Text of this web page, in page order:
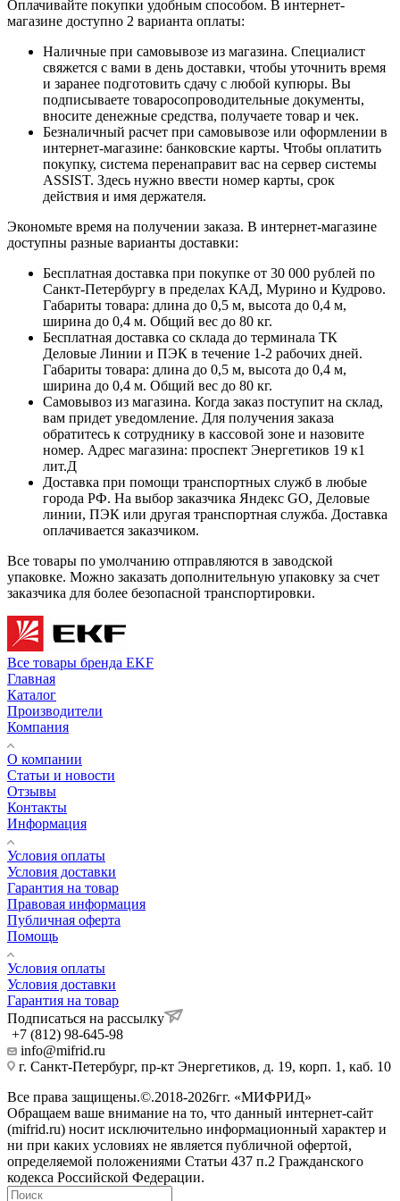
Оплачивайте покупки удобным способом. В интернет-
магазине доступно 2 варианта оплаты:
Наличные при самовывозе из магазина. Специалист
свяжется с вами в день доставки, чтобы уточнить время
и заранее подготовить сдачу с любой купюры. Вы
подписываете товаросопроводительные документы,
вносите денежные средства, получаете товар и чек.
Безналичный расчет при самовывозе или оформлении в
интернет-магазине: банковские карты. Чтобы оплатить
покупку, система перенаправит вас на сервер системы
ASSIST. Здесь нужно ввести номер карты, срок
действия и имя держателя.
Экономьте время на получении заказа. В интернет-магазине
доступны разные варианты доставки:
Бесплатная доставка при покупке от 30 000 рублей по
Санкт-Петербургу в пределах КАД, Мурино и Кудрово.
Габариты товара: длина до 0,5 м, высота до 0,4 м,
ширина до 0,4 м. Общий вес до 80 кг.
Бесплатная доставка со склада до терминала ТК
Деловые Линии и ПЭК в течение 1-2 рабочих дней.
Габариты товара: длина до 0,5 м, высота до 0,4 м,
ширина до 0,4 м. Общий вес до 80 кг.
Самовывоз из магазина. Когда заказ поступит на склад,
вам придет уведомление. Для получения заказа
обратитесь к сотруднику в кассовой зоне и назовите
номер. Адрес магазина: проспект Энергетиков 19 к1
лит.Д
Доставка при помощи транспортных служб в любые
города РФ. На выбор заказчика Яндекс GO, Деловые
линии, ПЭК или другая транспортная служба. Доставка
оплачивается заказчиком.
Все товары по умолчанию отправляются в заводской
упаковке. Можно заказать дополнительную упаковку за счет
заказчика для более безопасной транспортировки.
Все товары бренда EKF
Главная
Каталог
Производители
Компания
О компании
Статьи и новости
Отзывы
Контакты
Информация
Условия оплаты
Условия доставки
Гарантия на товар
Правовая информация
Публичная оферта
Помощь
Условия оплаты
Условия доставки
Гарантия на товар
Подписаться на рассылку
+7 (812) 98-645-98
info@mifrid.ru
г. Санкт-Петербург, пр-кт Энергетиков, д. 19, корп. 1, каб. 10
Все права защищены.©.2018-2026гг. «МИФРИД»
Обращаем ваше внимание на то, что данный интернет-сайт
(mifrid.ru) носит исключительно информационный характер и
ни при каких условиях не является публичной офертой,
определяемой положениями Статьи 437 п.2 Гражданского
кодекса Российской Федерации.